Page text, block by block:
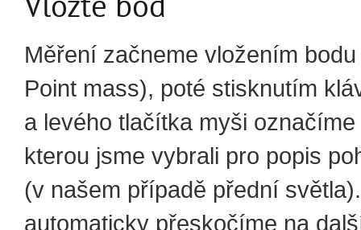
Měření začneme vložením bodu
Point mass), poté stisknutím
a levého tlačítka myši označíme
kterou jsme vybrali pro popis
(v našem případě přední
automaticky přeskočíme na